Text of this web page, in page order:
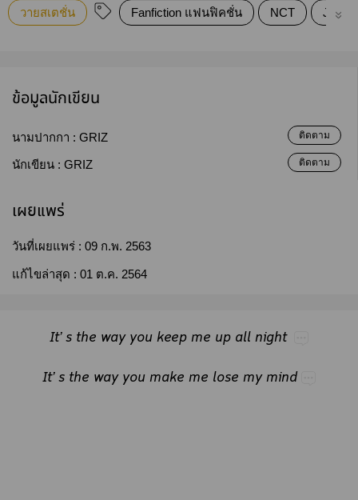
วายสเตชั่น Fanfiction แฟนฟิคชั่น NCT
ข้อมูลนักเขียน
นามปากกา : GRIZ ติดตาม
นักเขียน : GRIZ ติดตาม
เผยแพร่
วันที่เผยแพร่ : 09 ก.พ. 2563
แก้ไขล่าสุด : 01 ต.ค. 2564
It’​s​the​way​you​keep​me​up​all​night
It’​s​the​way​you​make​me​lose​my​mind